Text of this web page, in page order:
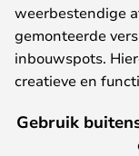
weerbestendige
gemonteerde
inbouwspots.
creatieve en
Gebruik